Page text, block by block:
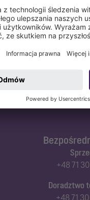
+48 71
Doradztwo
+48 71